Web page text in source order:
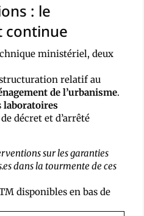
: le
continue
ministériel, deux
relatif au
de l’urbanisme.
laboratoires
décret et d’arrêté
sur les garanties
dans la tourmente de ces
disponibles en bas de